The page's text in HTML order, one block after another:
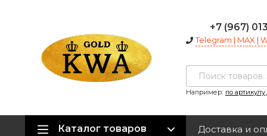
+7 (967)
Telegram | MAX |
Например: по
Каталог товаров Доставка и